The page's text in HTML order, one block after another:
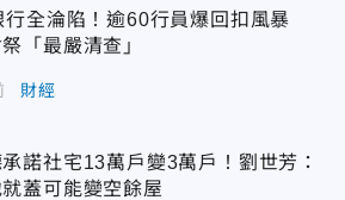
行全淪陷！逾60行員爆回扣風暴
「最嚴清查」
財經
諾社宅13萬戶變3萬戶！劉世芳：
蓋可能變空餘屋